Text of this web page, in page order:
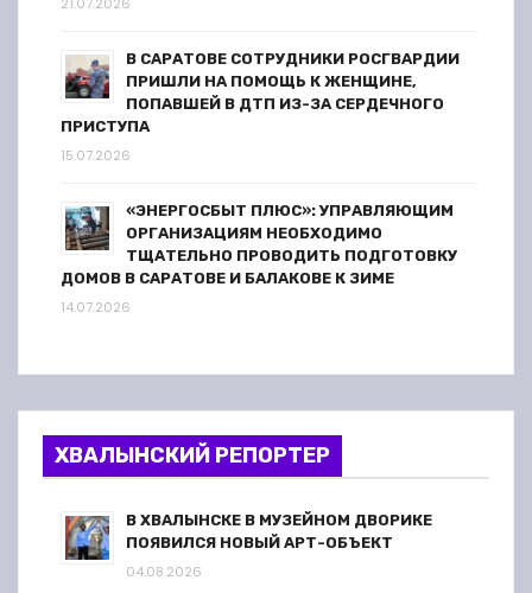
21.07.2026
В САРАТОВЕ СОТРУДНИКИ РОСГВАРДИИ
ПРИШЛИ НА ПОМОЩЬ К ЖЕНЩИНЕ,
ПОПАВШЕЙ В ДТП ИЗ-ЗА СЕРДЕЧНОГО
ПРИСТУПА
15.07.2026
«ЭНЕРГОСБЫТ ПЛЮС»: УПРАВЛЯЮЩИМ
ОРГАНИЗАЦИЯМ НЕОБХОДИМО
ТЩАТЕЛЬНО ПРОВОДИТЬ ПОДГОТОВКУ
ДОМОВ В САРАТОВЕ И БАЛАКОВЕ К ЗИМЕ
14.07.2026
ХВАЛЫНСКИЙ РЕПОРТЕР
В ХВАЛЫНСКЕ В МУЗЕЙНОМ ДВОРИКЕ
ПОЯВИЛСЯ НОВЫЙ АРТ-ОБЪЕКТ
04.08.2026